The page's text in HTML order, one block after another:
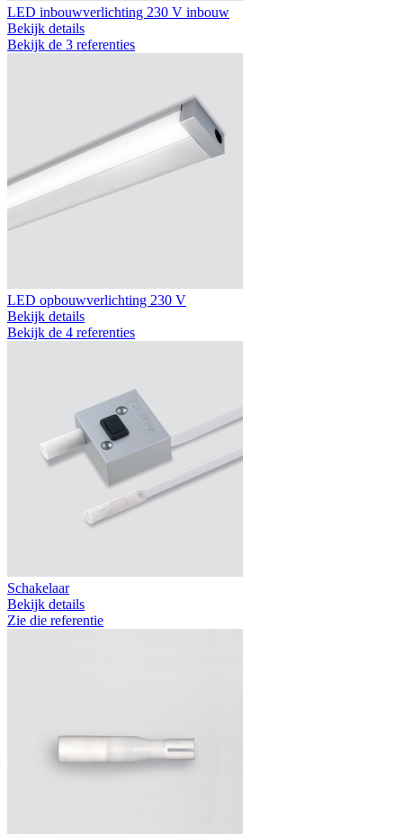
LED inbouwverlichting 230 V inbouw
Bekijk details
Bekijk de 3 referenties
LED opbouwverlichting 230 V
Bekijk details
Bekijk de 4 referenties
Schakelaar
Bekijk details
Zie die referentie